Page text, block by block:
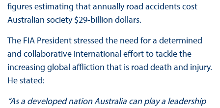
figures estimating that annually road accidents cost
Australian society $29-billion dollars.
The FIA President stressed the need for a determined
and collaborative international effort to tackle the
increasing global affliction that is road death and injury.
He stated:
“As a developed nation Australia can play a leadership